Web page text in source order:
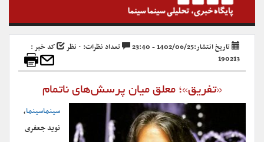
تاریخ انتشار:1402/06/25 - 23:40 تعداد نظرات: ۰ نظر
کد خبر :
190213
«تفریق»؛ معلق میان پرسش‌های ناتمام
سینماسینما،
نوید جعفری